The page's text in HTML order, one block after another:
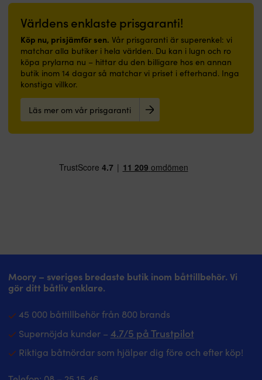
Världens enklaste prisgaranti!
Köp nu, prisjämför sen. Vår prisgaranti är superenkel: vi
matchar alla butiker i hela världen. Du kan i lugn och ro
köpa prylarna nu – hittar du den billigare hos en annan
butik inom 14 dagar så matchar vi priset i efterhand. Inga
konstiga villkor.
Läs mer om vår prisgaranti
Moory – sveriges bredaste butik inom båttillbehör. Vi
gör ditt båtliv enklare.
45 000 båttillbehör från 800 brands
Supernöjda kunder – 4.7/5 på Trustpilot
Riktiga båtnördar som hjälper dig före och efter köp!